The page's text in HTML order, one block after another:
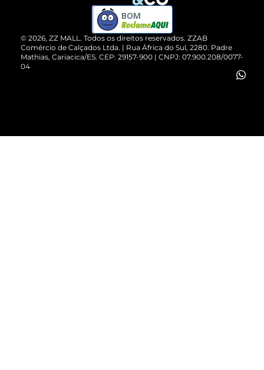
Cartão Presente
Vendas Corporativas
Compre pelo WhatsApp
© 2026, ZZ MALL. Todos os direitos reservados. ZZAB
Comércio de Calçados Ltda. | Rua África do Sul, 2280. Padre
Mathias, Cariacica/ES. CEP: 29157-900 | CNPJ: 07.900.208/0077-
04
BOM